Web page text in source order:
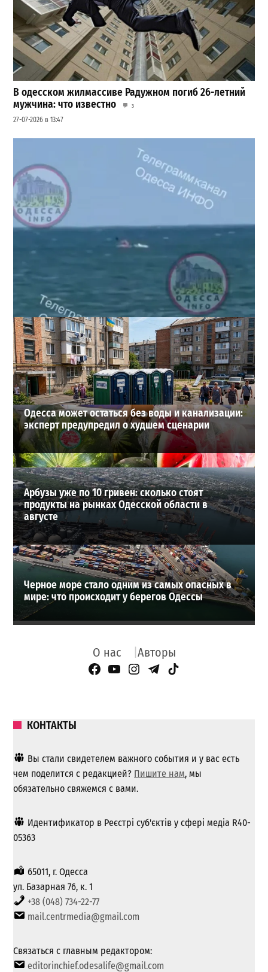
В одесском жилмассиве Радужном погиб 26-летний
мужчина: что известно
3
27-07-2026 в 13:47
Под Одессой уносит в море ребенка на матрасе и
мужчину: идет спасательная операция
28-07-2026 в 17:51
ВИБОР РЕДАКЦИИ
Одесса может остаться без воды и канализации:
эксперт предупредил о худшем сценарии
Арбузы уже по 10 гривен: сколько стоят
продукты на рынках Одесской области в
августе
Черное море стало одним из самых опасных в
мире: что происходит у берегов Одессы
О нас Авторы
Facebook Page
YouTube
Instagram
Telegram
TikTok
КОНТАКТЫ
Вы стали свидетелем важного события и у вас есть
чем поделится с редакцией? Пишите нам, мы
обязательно свяжемся с вами.
Идентификатор в Реєстрі суб'єктів у сфері медіа R40-
05363
65011, г. Одесса
ул. Базарная 76, к. 1
+38 (048) 734-22-77
mail.centrmedia@gmail.com
Связаться с главным редактором:
editorinchief.odesalife@gmail.com